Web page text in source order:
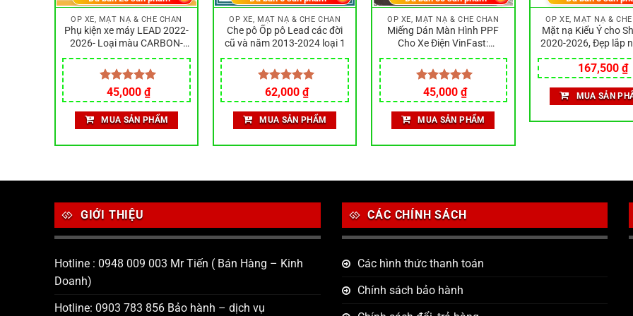
ỐP XE, MẶT NẠ & CHE CHẮN
Phụ kiện xe máy LEAD 2022-
2026- Loại màu CARBON-
Làm bằng nhựa ABS siêu
bền đẹp
Được xếp
hạng5.00
5 sao
45,000 ₫
MUA SẢN PHẨM
ỐP XE, MẶT NẠ & CHE CHẮN
Che pô Ốp pô Lead các đời
cũ và năm 2013-2024 loại 1
Được xếp
hạng5.00
5 sao
62,000 ₫
MUA SẢN PHẨM
ỐP XE, MẶT NẠ & CHE CHẮN
Miếng Dán Màn Hình PPF
Cho Xe Điện VinFast:
Feliz/Feliz S Bảo vệ mặt đồng
hồ cho xe Feliz
Được xếp
hạng5.00
5 sao
45,000 ₫
MUA SẢN PHẨM
ỐP XE, MẶT NẠ &
Mặt nạ Kiểu Ý cho
2020-2026, Đẹp lắp
Được làm từ nhựa
lực, chống xước
Giá
gốc
là:
250,000 ₫.
167,500₫
MUA SẢN
GIỚI THIỆU
Hotline : 0948 009 003 Mr Tiến ( Bán Hàng – Kinh
Doanh)
Hotline: 0903 783 856 Bảo hành – dịch vụ
CÁC CHÍNH SÁCH
Các hình thức thanh toán
Chính sách bảo hành